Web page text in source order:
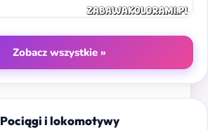
Zobacz wszystkie »
Pociągi i lokomotywy